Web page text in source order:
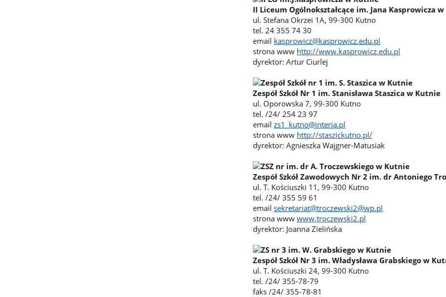
II Liceum Ogólnokształcące im. Jana Kasprowicza
ul. Stefana Okrzei 1A, 99-300 Kutno
tel. 24 355 74 30
email kasprowicz@kasprowicz.edu.pl
strona www http://www.kasprowicz.edu.pl
dyrektor: Artur Ciurlej
Zespół Szkół Nr 1 im. Stanisława Staszica w Kutnie
ul. Oporowska 7, 99-300 Kutno
tel. /24/ 254 23 97
emailzs1_kutno@interia.pl
strona www http://staszickutno.pl/
dyrektor: Agnieszka Wajgner-Matusiak
Zespół Szkół Zawodowych Nr 2 im. dr Antoniego
ul. T. Kościuszki 11, 99-300 Kutno
tel. /24/ 355 59 61
emailsekretariat@troczewski2@wp.pl
strona wwwwww.troczewski2.pl
dyrektor: Joanna Zielińska
Zespół Szkół Nr 3 im. Władysława Grabskiego w
ul. T. Kościuszki 24, 99-300 Kutno
tel. /24/ 355-78-79
faks /24/ 355-78-81